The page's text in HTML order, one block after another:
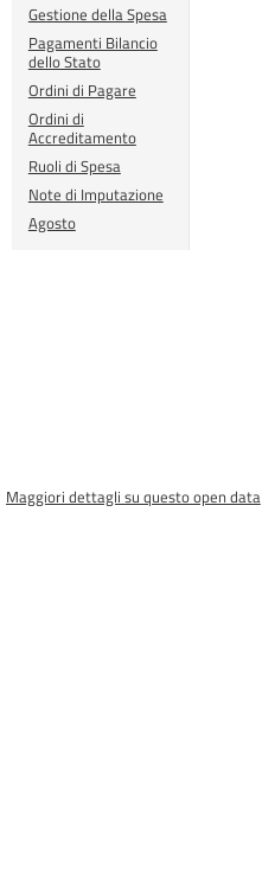
Gestione della Spesa
Pagamenti Bilancio
dello Stato
Ordini di Pagare
Ordini di
Accreditamento
Ruoli di Spesa
Note di Imputazione
Agosto
Maggiori dettagli su questo open data